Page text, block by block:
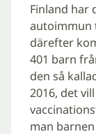
Finland har
autoimmun
därefter
401 barn
den så
2016, det
man